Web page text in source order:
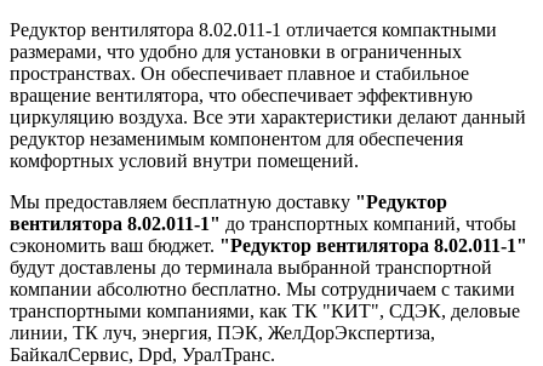
Редуктор вентилятора 8.02.011-1 отличается компактными
размерами, что удобно для установки в ограниченных
пространствах. Он обеспечивает плавное и стабильное
вращение вентилятора, что обеспечивает эффективную
циркуляцию воздуха. Все эти характеристики делают данный
редуктор незаменимым компонентом для обеспечения
комфортных условий внутри помещений.
Мы предоставляем бесплатную доставку "Редуктор
вентилятора 8.02.011-1" до транспортных компаний, чтобы
сэкономить ваш бюджет. "Редуктор вентилятора 8.02.011-1"
будут доставлены до терминала выбранной транспортной
компании абсолютно бесплатно. Мы сотрудничаем с такими
транспортными компаниями, как ТК "КИТ", СДЭК, деловые
линии, ТК луч, энергия, ПЭК, ЖелДорЭкспертиза,
БайкалСервис, Dpd, УралТранс.